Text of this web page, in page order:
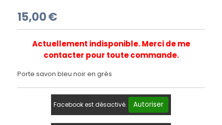
15,00€
Actuellement indisponible. Merci de me
contacter pour toute commande.
Porte savon bleu noir en grès
Facebook est désactivé. Autoriser